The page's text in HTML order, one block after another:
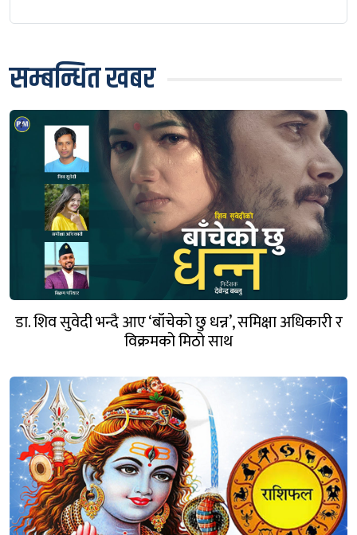
सम्बन्धित खबर
डा. शिव सुवेदी भन्दै आए ‘बाँचेको छु धन्न’, समिक्षा अधिकारी र
विक्रमको मिठो साथ